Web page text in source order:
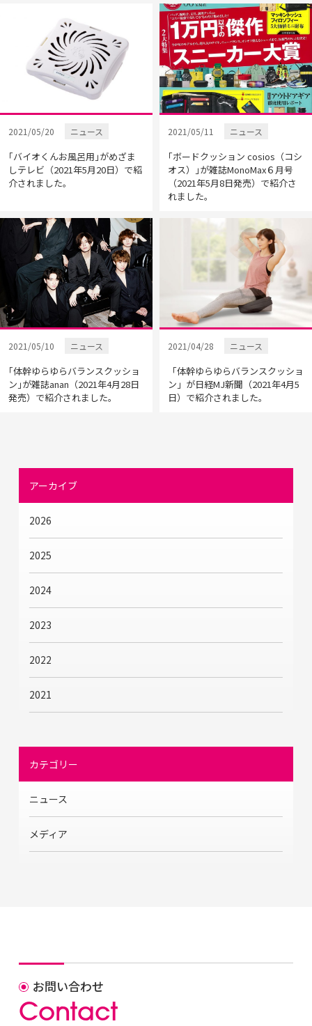
2021/05/20 ニュース
｢バイオくんお風呂用｣がめざま
しテレビ（2021年5月20日）で紹
介されました。
2021/05/11 ニュース
｢ボードクッション cosios（コシ
オス）｣が雑誌MonoMax６月号
（2021年5月8日発売）で紹介さ
れました。
2021/05/10 ニュース
｢体幹ゆらゆらバランスクッショ
ン｣が雑誌anan（2021年4月28日
発売）で紹介されました。
2021/04/28 ニュース
「体幹ゆらゆらバランスクッショ
ン」が日経MJ新聞（2021年4月5
日）で紹介されました。
アーカイブ
2026
2025
2024
2023
2022
2021
カテゴリー
ニュース
メディア
お問い合わせ
Contact